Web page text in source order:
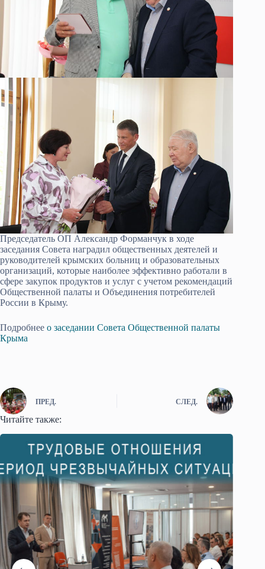
Председатель ОП Александр Форманчук в ходе
заседания Совета наградил общественных деятелей и
руководителей крымских больниц и образовательных
организаций, которые наиболее эффективно работали в
сфере закупок продуктов и услуг с учетом рекомендаций
Общественной палаты и Объединения потребителей
России в Крыму.
Подробнее о заседании Совета Общественной палаты
Крыма
ПРЕД. СЛЕД.
Читайте также: